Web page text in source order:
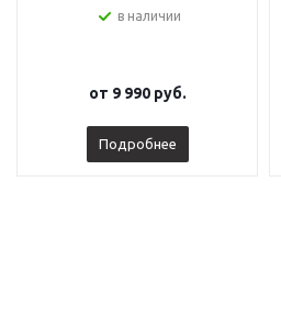
в наличии
от 9 990 руб.
Подробнее